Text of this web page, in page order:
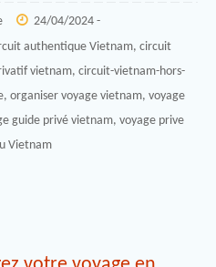
24/04/2024 -
authentique Vietnam, circuit
vietnam, circuit-vietnam-hors-
, organiser voyage vietnam, voyage
guide privé vietnam, voyage prive
Vietnam